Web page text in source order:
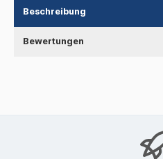
Beschreibung
Bewertungen